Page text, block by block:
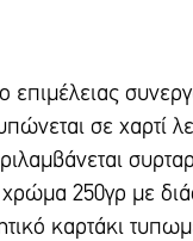
επιμέλειας
σε χαρτί
250γρ με
καρτάκι